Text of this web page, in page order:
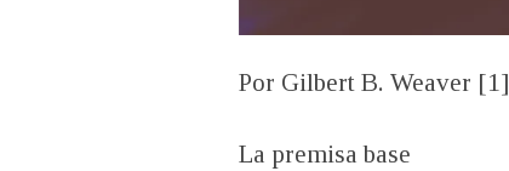
Por Gilbert B. Weaver [1]
La premisa base